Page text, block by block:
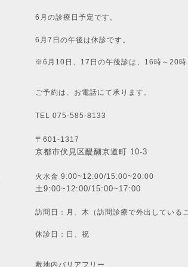
6月の診療日予定です。
6月7日の午後は休診です。
※6月10日、17日の午後診は、16時～20時
ご予約は、お電話にて承ります。
TEL 075-585-8133
〒601-1317
京都市伏見区醍醐京道町 10-3
火水金 9:00~12:00/15:00~20:00
土9:00~12:00/15:00~17:00
訪問日：月、木（訪問診療で外出している
休診日：日、祝
敷地内バリアフリー